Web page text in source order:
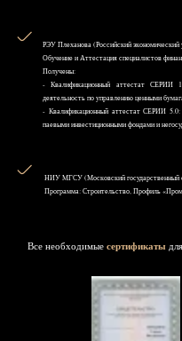
РЭУ Плеханова (Российский
Обучение и Аттестация специалистов
Получены:
- Квалификационный аттестат СЕРИИ
деятельность по управлению ценными
- Квалификационный аттестат СЕРИИ 5.0:
паевыми инвестиционными фондами и
НИУ MГСУ (Московский государственный
Программа: Строительство, Профиль
Все необходимые сертификаты